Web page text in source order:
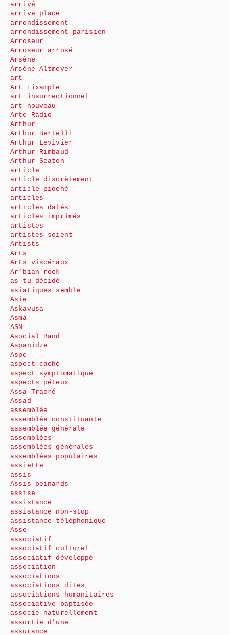
arrivé
arrive place
arrondissement
arrondissement parisien
Arroseur
Arroseur arrosé
Arsène
Arsène Altmeyer
art
Art Eixample
art insurrectionnel
art nouveau
Arte Radio
Arthur
Arthur Bertelli
Arthur Levivier
Arthur Rimbaud
Arthur Seaton
article
article discrètement
article pioché
articles
articles datés
articles imprimés
artistes
artistes soient
Artists
Arts
Arts viscéraux
Ar’bian rock
as-tu décidé
asiatiques semble
Asie
Askavusa
Asma
ASN
Asocial Band
Aspanidze
Aspe
aspect caché
aspect symptomatique
aspects péteux
Assa Traoré
Assad
assemblée
assemblée constituante
assemblée générale
assemblées
assemblées générales
assemblées populaires
assiette
assis
Assis peinards
assise
assistance
assistance non-stop
assistance téléphonique
Asso
associatif
associatif culturel
associatif développé
association
associations
associations dites
associations humanitaires
associative baptisée
associe naturellement
assortie d’une
assurance